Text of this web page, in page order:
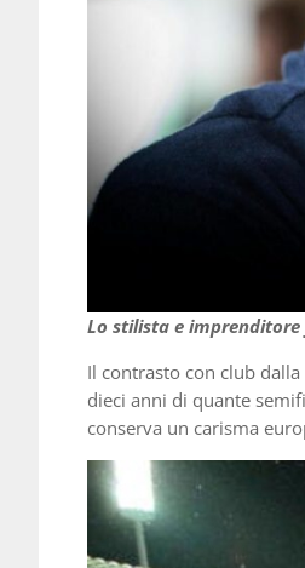
Lo stilista e
Il contrasto con club
dieci anni di quante
conserva un carisma